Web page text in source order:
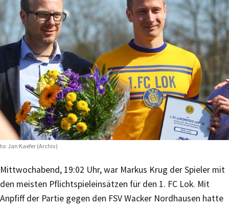
Jan Kaefer (Archiv)
Mittwochabend, 19:02 Uhr, war Markus Krug der Spieler mit
den meisten Pflichtspieleinsätzen für den 1. FC Lok. Mit
Anpfiff der Partie gegen den FSV Wacker Nordhausen hatte